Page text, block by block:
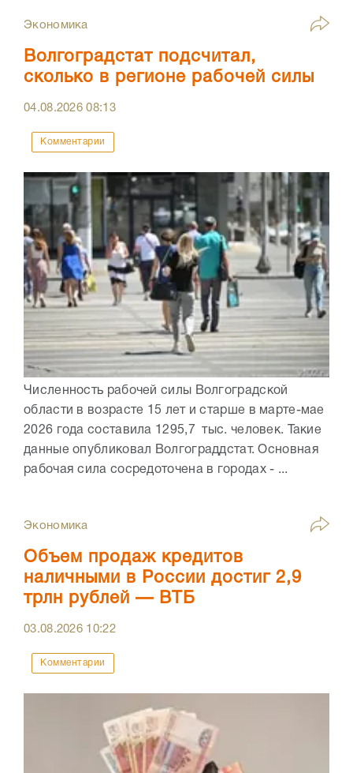
Экономика
Волгоградстат подсчитал,
сколько в регионе рабочей силы
04.08.202608:13
Комментарии
Численность рабочей силы Волгоградской
области в возрасте 15 лет и старше в марте-мае
2026 года составила 1295,7 тыс. человек. Такие
данные опубликовал Волгограддстат. Основная
рабочая сила сосредоточена в городах - ...
Экономика
Объем продаж кредитов
наличными в России достиг 2,9
трлн рублей — ВТБ
03.08.2026 10:22
Комментарии